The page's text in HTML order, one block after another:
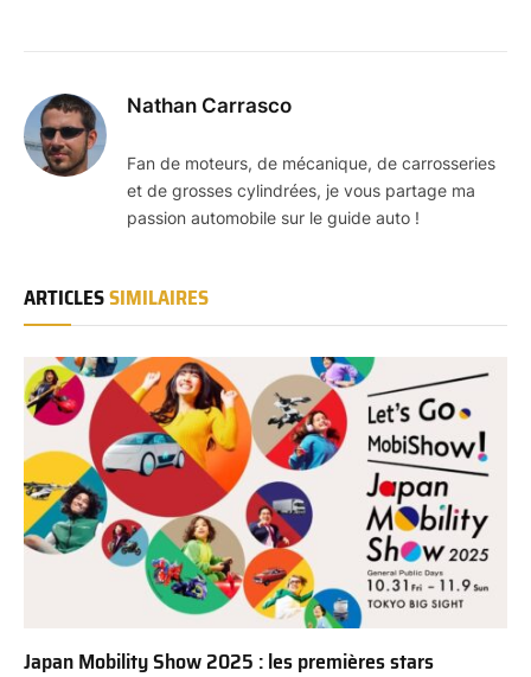
Nathan Carrasco
Fan de moteurs, de mécanique, de carrosseries
et de grosses cylindrées, je vous partage ma
passion automobile sur le guide auto !
ARTICLESSIMILAIRES
Japan Mobility Show 2025 : les premières stars